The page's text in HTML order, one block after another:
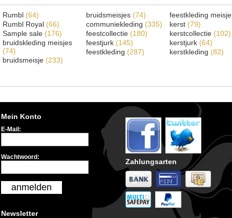
Rumbl (64)
Rumbl Royal (66)
Sample sale (176)
bruidskleding meisjes
(74)
bruidsmeisje (233)
bruidsmeisjes (74)
communiekleding (335)
feestcollectie (180)
feestjurk (145)
feestkleding (287)
feestkleding meisje
kerst (79)
kerstcollectie (102)
kerstjurk (64)
kerstkleding (82)
Mein Konto
E-Mail:
Wachtwoord:
anmelden
Newsletter
Zahlungsarten